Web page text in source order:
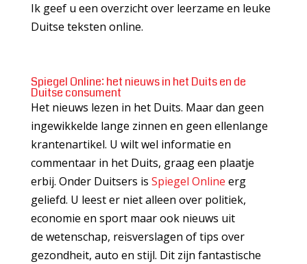
Ik geef u een overzicht over leerzame en leuke
Duitse teksten online.
Spiegel Online: het nieuws in het Duits en de
Duitse consument
Het nieuws lezen in het Duits. Maar dan geen
ingewikkelde lange zinnen en geen ellenlange
krantenartikel. U wilt wel informatie en
commentaar in het Duits, graag een plaatje
erbij. Onder Duitsers is Spiegel Online erg
geliefd. U leest er niet alleen over politiek,
economie en sport maar ook nieuws uit
de wetenschap, reisverslagen of tips over
gezondheit, auto en stijl. Dit zijn fantastische